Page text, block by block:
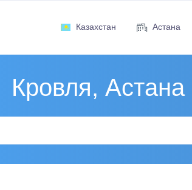
Казахстан Астана
Кровля, Астана